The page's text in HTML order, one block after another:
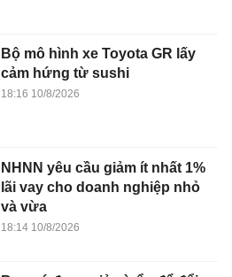
Bộ mô hình xe Toyota GR lấy
cảm hứng từ sushi
18:16 10/8/2026
NHNN yêu cầu giảm ít nhất 1%
lãi vay cho doanh nghiệp nhỏ
và vừa
18:14 10/8/2026